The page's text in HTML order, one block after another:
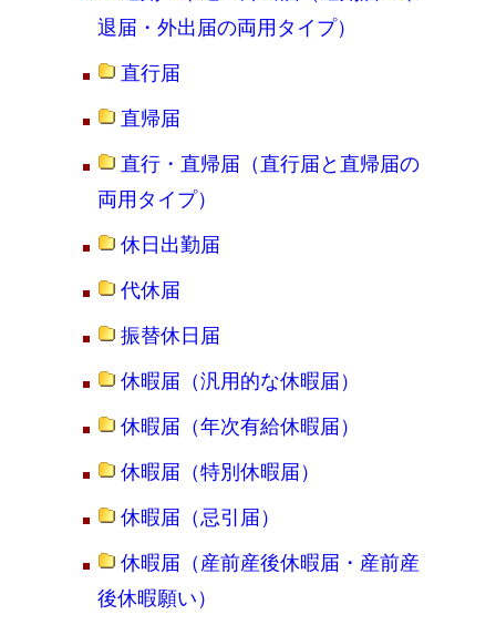
退届・外出届の両用タイプ）
直行届
直帰届
直行・直帰届（直行届と直帰届の
両用タイプ）
休日出勤届
代休届
振替休日届
休暇届（汎用的な休暇届）
休暇届（年次有給休暇届）
休暇届（特別休暇届）
休暇届（忌引届）
休暇届（産前産後休暇届・産前産
後休暇願い）